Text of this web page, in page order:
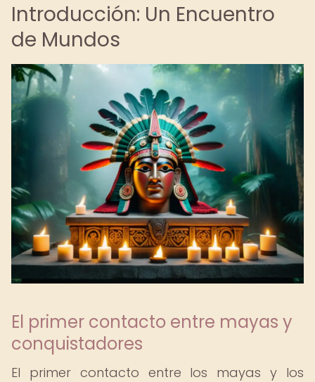
Introducción: Un Encuentro
de Mundos
El primer contacto entre mayas y
conquistadores
El primer contacto entre los mayas y los